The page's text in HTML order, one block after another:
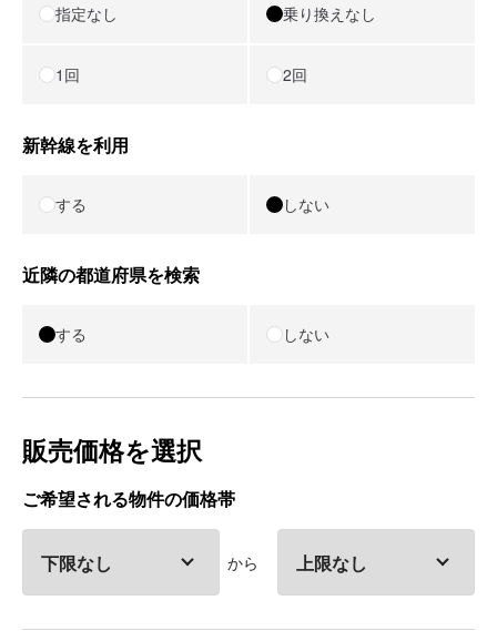
指定なし 乗り換えなし
1回 2回
新幹線を利用
する しない
近隣の都道府県を検索
する しない
販売価格を選択
ご希望される物件の価格帯
から